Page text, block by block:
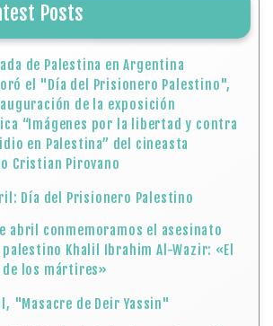
Posts
de Palestina en Argentina
el "Día del Prisionero Palestino",
de la exposición
“Imágenes por la libertad y contra
en Palestina” del cineasta
Cristian Pirovano
Día del Prisionero Palestino
abril conmemoramos el asesinato
Khalil Ibrahim Al-Wazir: «El
los mártires»
"Masacre de Deir Yassin"